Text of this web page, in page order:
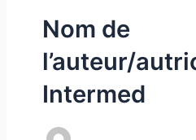
Nom de
l’auteur/
Intermed